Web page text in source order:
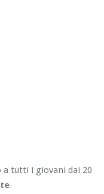
a tutti i giovani dai 20